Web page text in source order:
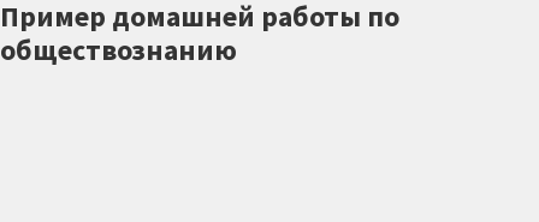
Пример домашней работы по
обществознанию